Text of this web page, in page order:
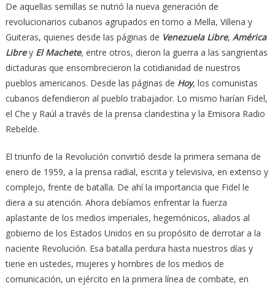
De aquellas semillas se nutrió la nueva generación de
revolucionarios cubanos agrupados en torno a Mella, Villena y
Guiteras, quienes desde las páginas de Venezuela Libre, América
Librey El Machete, entre otros, dieron la guerra a las sangrientas
dictaduras que ensombrecieron la cotidianidad de nuestros
pueblos americanos. Desde las páginas de Hoy, los comunistas
cubanos defendieron al pueblo trabajador. Lo mismo harían Fidel,
el Che y Raúl a través de la prensa clandestina y la Emisora Radio
Rebelde.
El triunfo de la Revolución convirtió desde la primera semana de
enero de 1959, a la prensa radial, escrita y televisiva, en extenso y
complejo, frente de batalla. De ahí la importancia que Fidel le
diera a su atención. Ahora debíamos enfrentar la fuerza
aplastante de los medios imperiales, hegemónicos, aliados al
gobierno de los Estados Unidos en su propósito de derrotar a la
naciente Revolución. Esa batalla perdura hasta nuestros días y
tiene en ustedes, mujeres y hombres de los medios de
comunicación, un ejército en la primera línea de combate, en